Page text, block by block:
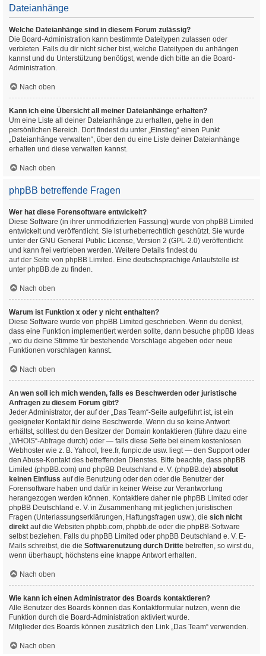
Dateianhänge
Welche Dateianhänge sind in diesem Forum zulässig?
Die Board-Administration kann bestimmte Dateitypen zulassen oder
verbieten. Falls du dir nicht sicher bist, welche Dateitypen du anhängen
kannst und du Unterstützung benötigst, wende dich bitte an die Board-
Administration.
Nach oben
Kann ich eine Übersicht all meiner Dateianhänge erhalten?
Um eine Liste all deiner Dateianhänge zu erhalten, gehe in den
persönlichen Bereich. Dort findest du unter „Einstieg“ einen Punkt
„Dateianhänge verwalten“, über den du eine Liste deiner Dateianhänge
erhalten und diese verwalten kannst.
Nach oben
phpBB betreffende Fragen
Wer hat diese Forensoftware entwickelt?
Diese Software (in ihrer unmodifizierten Fassung) wurde von phpBB Limited
entwickelt und veröffentlicht. Sie ist urheberrechtlich geschützt. Sie wurde
unter der GNU General Public License, Version 2 (GPL-2.0) veröffentlicht
und kann frei vertrieben werden. Weitere Details findest du
auf der Seite von phpBB Limited . Eine deutschsprachige Anlaufstelle ist
unter phpBB.de zu finden.
Nach oben
Warum ist Funktion x oder y nicht enthalten?
Diese Software wurde von phpBB Limited geschrieben. Wenn du denkst,
dass eine Funktion implementiert werden sollte, dann besuche phpBB Ideas
, wo du deine Stimme für bestehende Vorschläge abgeben oder neue
Funktionen vorschlagen kannst.
Nach oben
An wen soll ich mich wenden, falls es Beschwerden oder juristische
Anfragen zu diesem Forum gibt?
Jeder Administrator, der auf der „Das Team“-Seite aufgeführt ist, ist ein
geeigneter Kontakt für deine Beschwerde. Wenn du so keine Antwort
erhältst, solltest du den Besitzer der Domain kontaktieren (führe dazu eine
„WHOIS“-Abfrage durch) oder — falls diese Seite bei einem kostenlosen
Webhoster wie z. B. Yahoo!, free.fr, funpic.de usw. liegt — den Support oder
den Abuse-Kontakt des betreffenden Dienstes. Bitte beachte, dass phpBB
Limited (phpBB.com) und phpBB Deutschland e. V. (phpBB.de) absolut
keinen Einfluss auf die Benutzung oder den oder die Benutzer der
Forensoftware haben und dafür in keiner Weise zur Verantwortung
herangezogen werden können. Kontaktiere daher nie phpBB Limited oder
phpBB Deutschland e. V. in Zusammenhang mit jeglichen juristischen
Fragen (Unterlassungserklärungen, Haftungsfragen usw.), die sich nicht
direkt auf die Websiten phpbb.com, phpbb.de oder die phpBB-Software
selbst beziehen. Falls du phpBB Limited oder phpBB Deutschland e. V. E-
Mails schreibst, die die Softwarenutzung durch Dritte betreffen, so wirst du,
wenn überhaupt, höchstens eine knappe Antwort erhalten.
Nach oben
Wie kann ich einen Administrator des Boards kontaktieren?
Alle Benutzer des Boards können das Kontaktformular nutzen, wenn die
Funktion durch die Board-Administration aktiviert wurde.
Mitglieder des Boards können zusätzlich den Link „Das Team“ verwenden.
Nach oben